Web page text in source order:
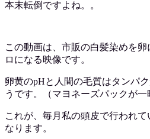
本末転倒ですよね。。
この動画は、市販の白髪染めを
ロになる映像です。
卵黄のpHと人間の毛質はタンパ
うです。（マヨネーズパックが一
これが、毎月私の頭皮で行われて
なります。